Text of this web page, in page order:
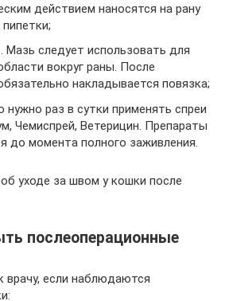
действием наносятся на рану
Мазь следует использовать для
вокруг раны. После
накладывается повязка;
нужно раз в сутки применять спреи
Чемиспрей, Ветерицин. Препараты
до момента полного заживления.
уходе за швом у кошки после
послеоперационные
врачу, если наблюдаются